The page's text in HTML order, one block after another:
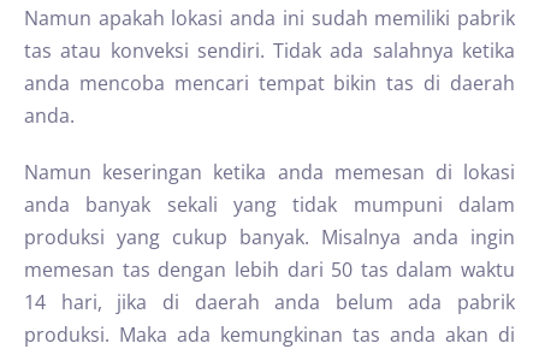
Namun apakah lokasi anda ini sudah memiliki pabrik
tas atau konveksi sendiri. Tidak ada salahnya ketika
anda mencoba mencari tempat bikin tas di daerah
anda.
Namun keseringan ketika anda memesan di lokasi
anda banyak sekali yang tidak mumpuni dalam
produksi yang cukup banyak. Misalnya anda ingin
memesan tas dengan lebih dari 50 tas dalam waktu
14 hari, jika di daerah anda belum ada pabrik
produksi. Maka ada kemungkinan tas anda akan di